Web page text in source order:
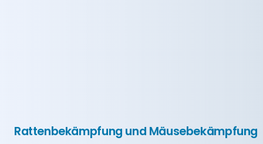
Rattenbekämpfung und Mäusebekämpfung